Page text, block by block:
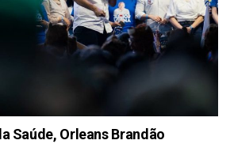
Saúde, Orleans Brandão